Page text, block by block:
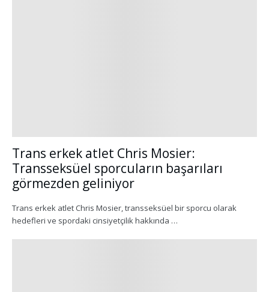
Trans erkek atlet Chris Mosier:
Transseksüel sporcuların başarıları
görmezden geliniyor
Trans erkek atlet Chris Mosier, transseksüel bir sporcu olarak
hedefleri ve spordaki cinsiyetçilik hakkında …